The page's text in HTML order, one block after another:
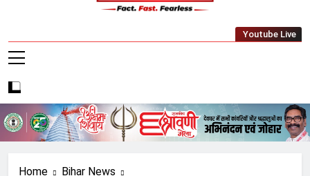
Munadi Live – Jharkhand's Leading Local
Youtube Live
Home
Bihar News